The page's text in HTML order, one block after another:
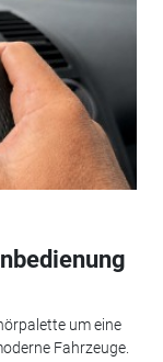
um eine
Fahrzeuge.